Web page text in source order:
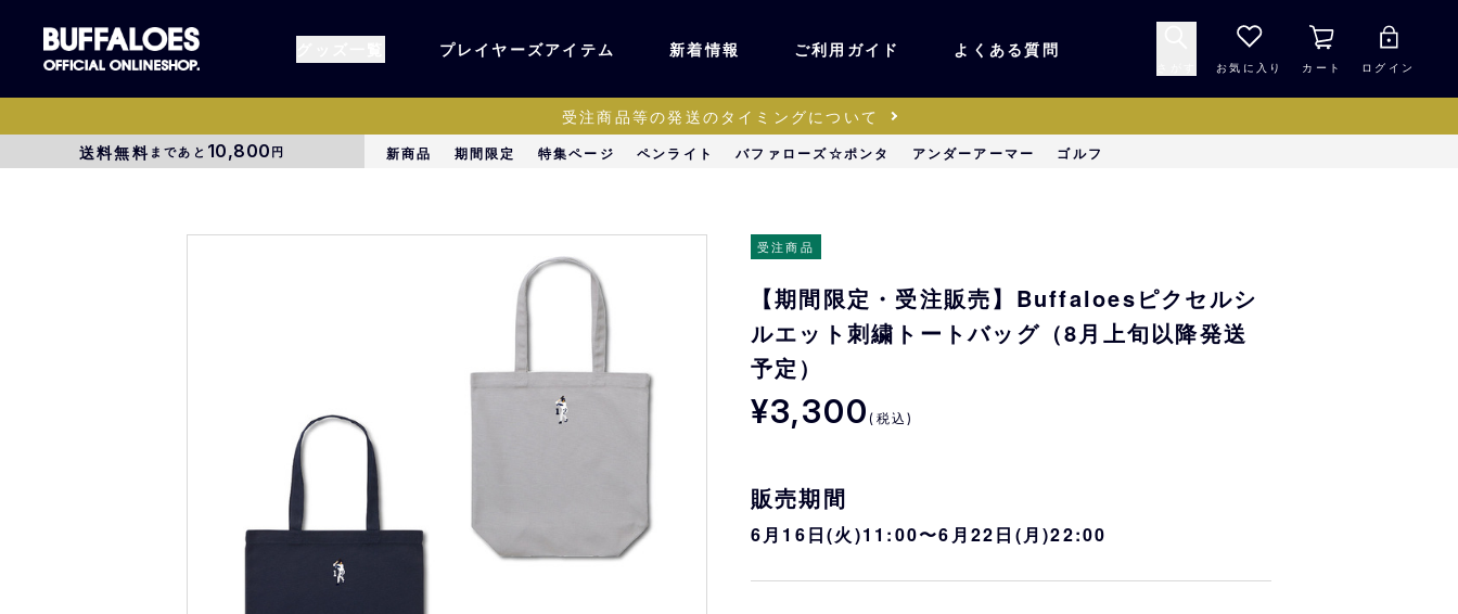
すべてのグッズ オーセンティック
ユニフォーム・ワッ
キャップ・ヘルメッ
タオル各種 アパレル キッズ・ベビー
コラボグッズ
ステーショナリー・
キッチン・食品 スマホ用品
EC限定販売 キーホルダー
1000円以上3000円
オリ姫におすすめ
プレイヤーズアイテム 新着情報 ご利用ガイド よくある質問
お気に入り カート ログイン
受注商品等の発送のタイミングについて
送料無料まであと 10,800円 新商品 期間限定 特集ページ ペンライト バファローズ☆ポンタ アンダーアーマー ゴルフ
受注商品
【期間限定・受注販売】Buffaloesピクセルシ
ルエット刺繍トートバッグ（8月上旬以降発送
予定）
¥3,300(税込)
販売期間
6月16日(火)11:00〜6月22日(月)22:00